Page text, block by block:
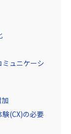
ュニケーシ
(CX)の必要